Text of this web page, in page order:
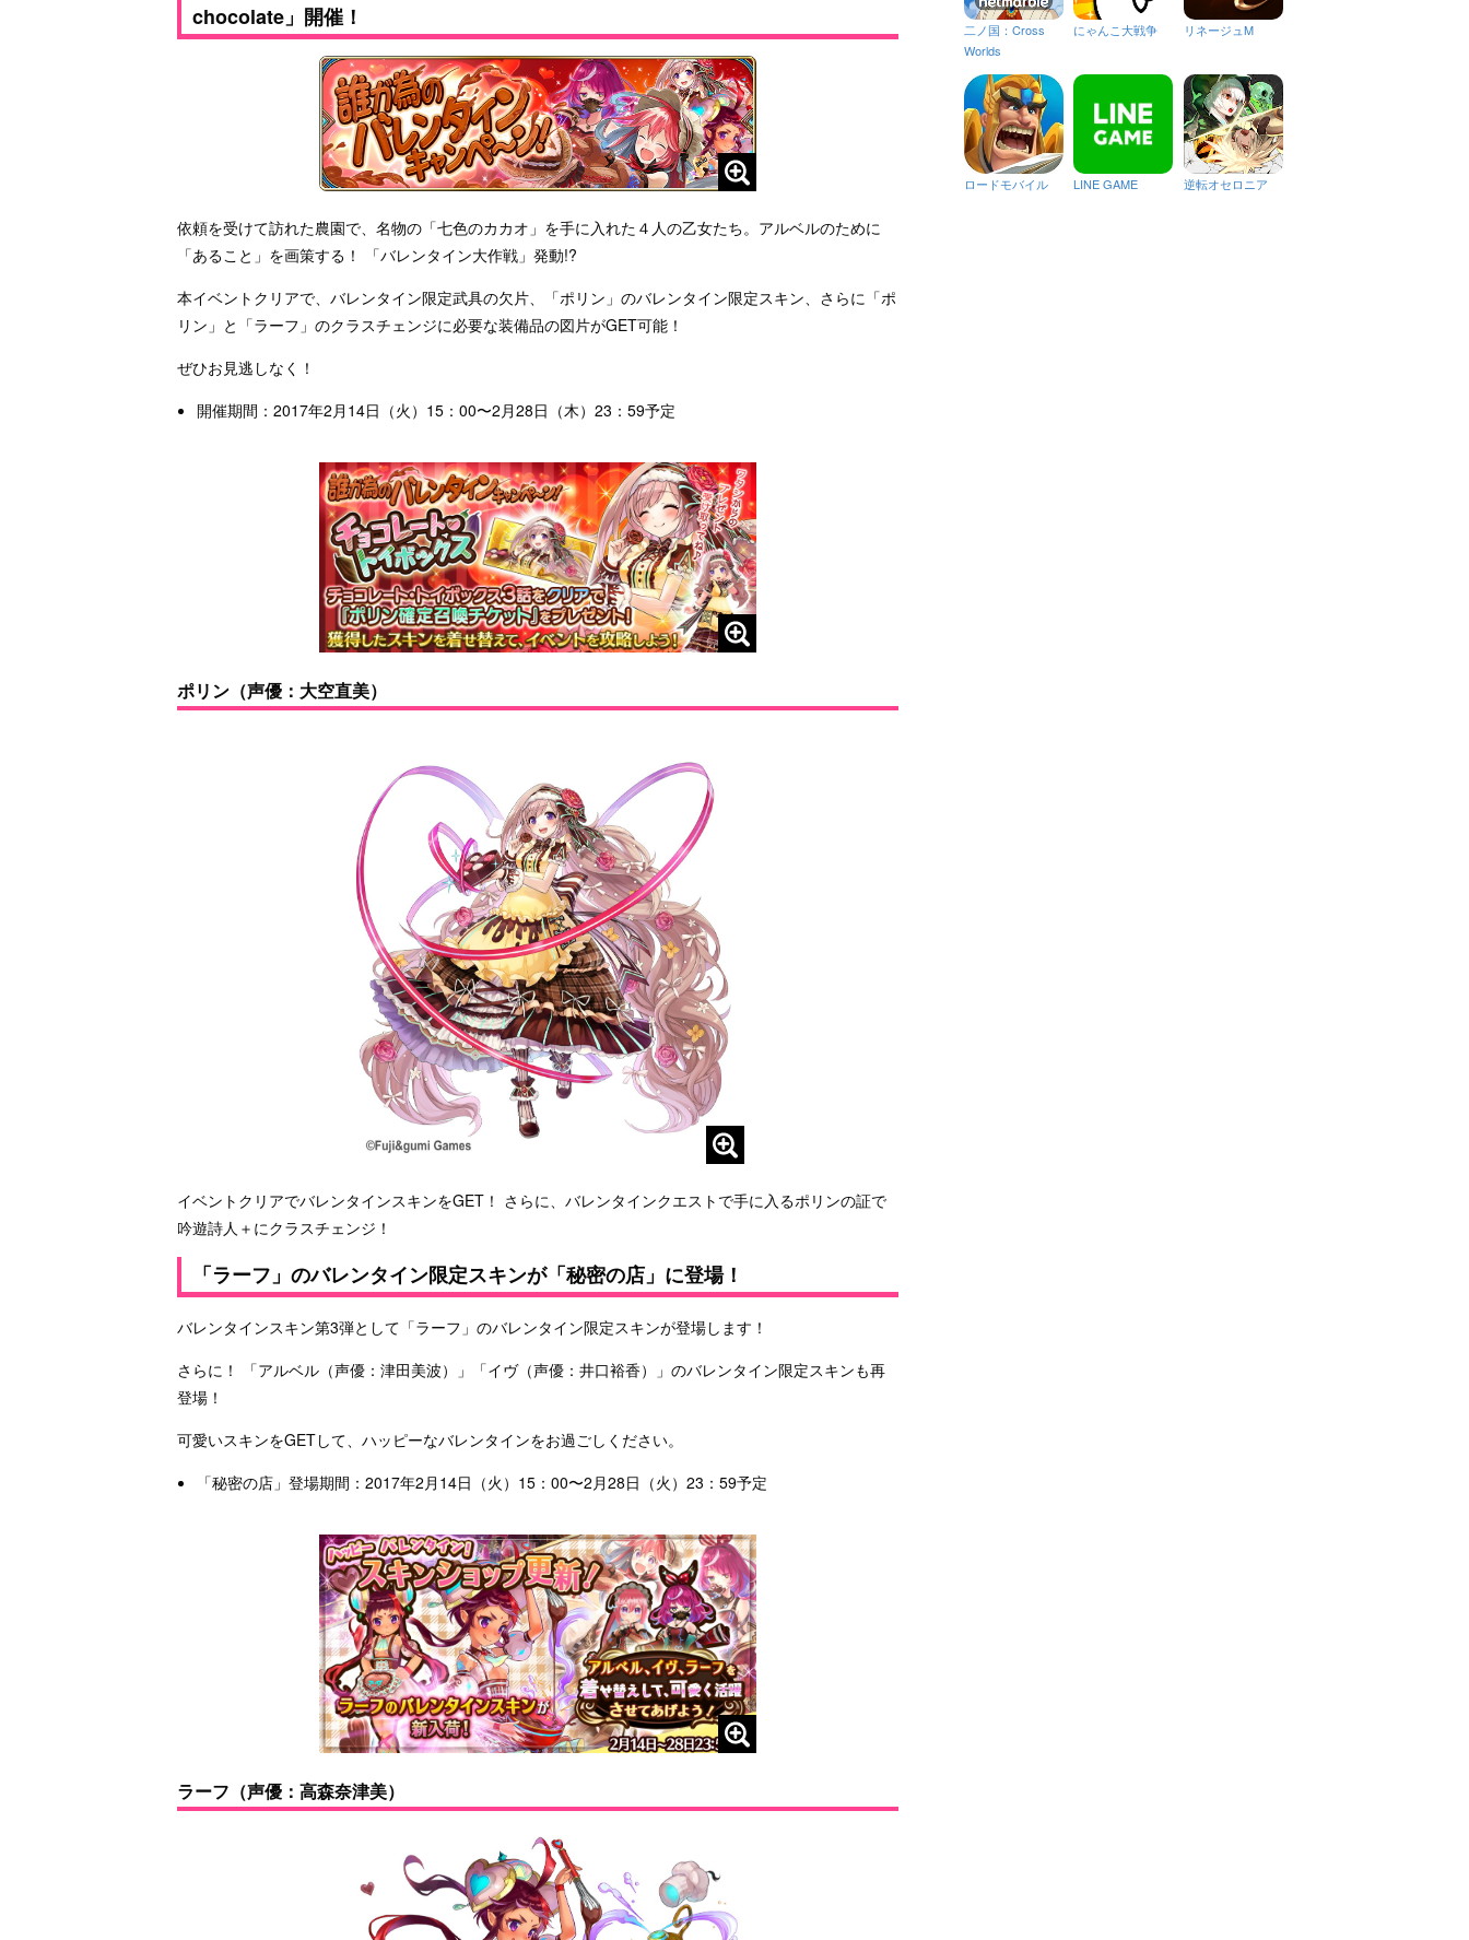
chocolate」開催！
依頼を受けて訪れた農園で、名物の「七色のカカオ」を手に入れた４人の乙女たち。アルベルのために
「あること」を画策する！ 「バレンタイン大作戦」発動!?
本イベントクリアで、バレンタイン限定武具の欠片、「ポリン」のバレンタイン限定スキン、さらに「ポ
リン」と「ラーフ」のクラスチェンジに必要な装備品の図片がGET可能！
ぜひお見逃しなく！
開催期間：2017年2月14日（火）15：00〜2月28日（木）23：59予定
ポリン（声優：大空直美）
イベントクリアでバレンタインスキンをGET！ さらに、バレンタインクエストで手に入るポリンの証で
吟遊詩人＋にクラスチェンジ！
「ラーフ」のバレンタイン限定スキンが「秘密の店」に登場！
バレンタインスキン第3弾として「ラーフ」のバレンタイン限定スキンが登場します！
さらに！ 「アルベル（声優：津田美波）」「イヴ（声優：井口裕香）」のバレンタイン限定スキンも再
登場！
可愛いスキンをGETして、ハッピーなバレンタインをお過ごしください。
「秘密の店」登場期間：2017年2月14日（火）15：00〜2月28日（火）23：59予定
ラーフ（声優：高森奈津美）
二ノ国：Cross
Worlds
にゃんこ大戦争 リネージュM
ロードモバイル LINE GAME 逆転オセロニア